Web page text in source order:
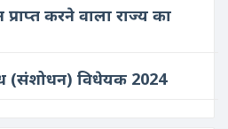
प्राप्त करने वाला राज्य का
(संशोधन) विधेयक 2024